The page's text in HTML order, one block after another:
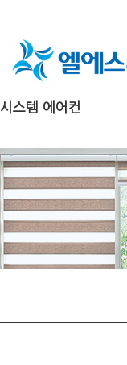
시스템 에어컨